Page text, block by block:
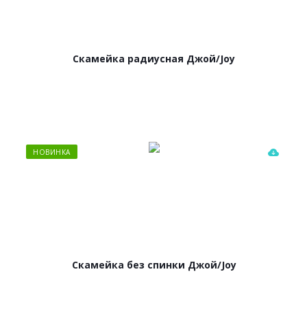
Скамейка радиусная Джой/Joy
НОВИНКА
Скамейка без спинки Джой/Joy